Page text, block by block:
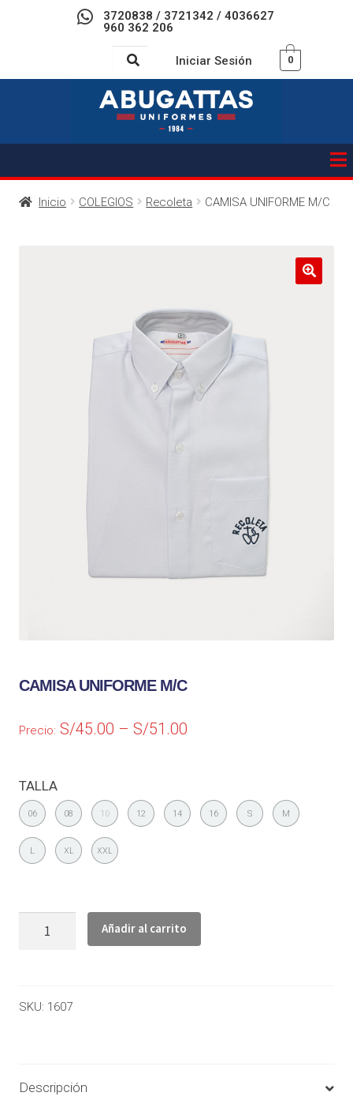
3720838 / 3721342 / 4036627
960 362 206
Iniciar Sesión 0
Inicio COLEGIOS Recoleta CAMISA UNIFORME M/C
CAMISA UNIFORME M/C
Precio: S/45.00 –S/51.00
TALLA
06 08 10 12 14 16 S M
L XL XXL
Añadir al carrito
SKU: 1607
Descripción